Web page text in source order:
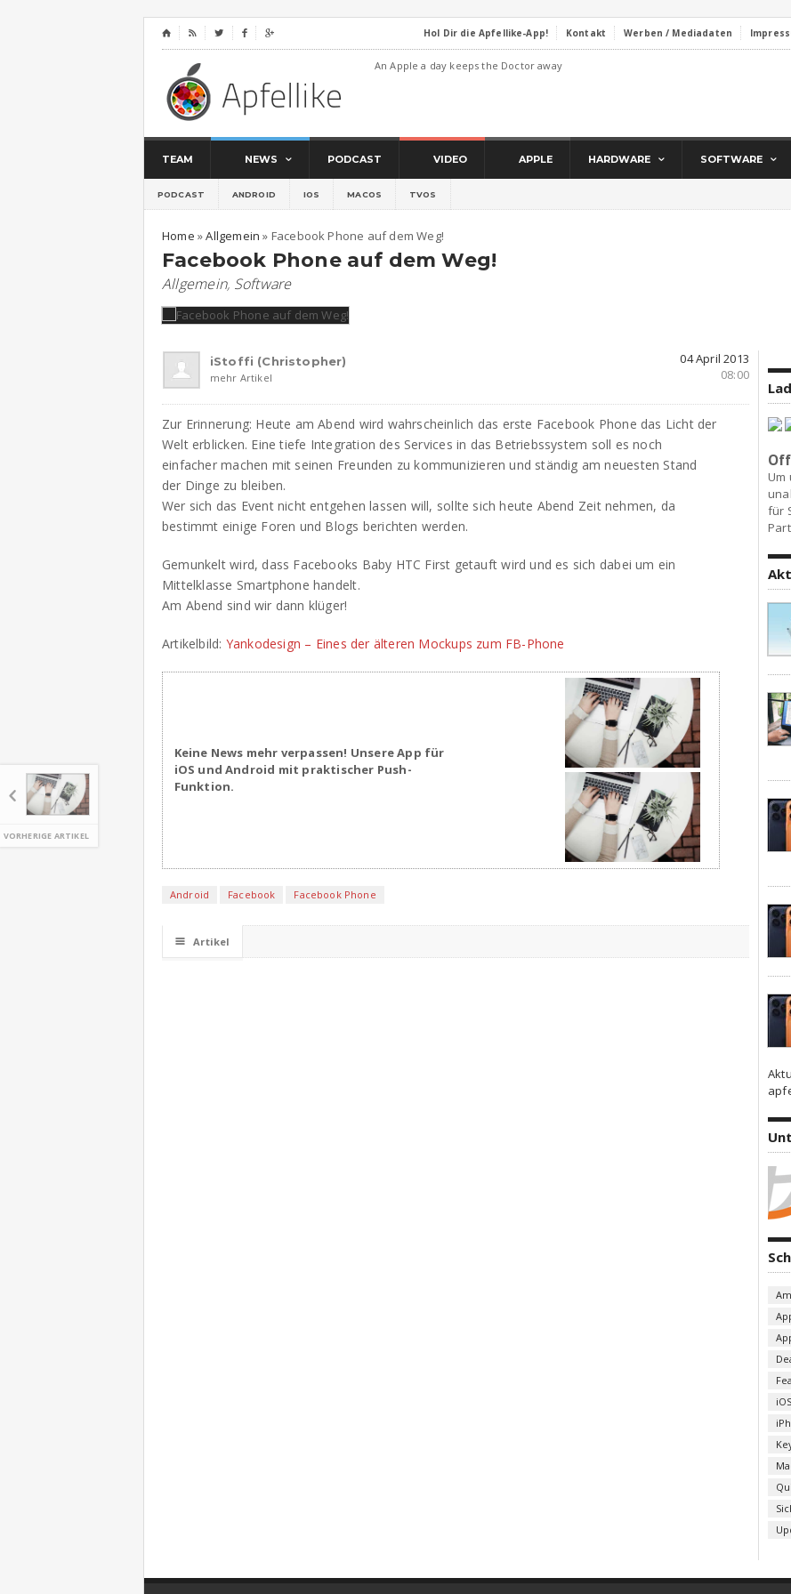
VORHERIGE ARTIKEL
⌂     Hol Dir die Apfellike-App! Kontakt Werben / Mediadaten
An Apple a day keeps the Doctor away
TEAM NEWS PODCAST VIDEO APPLE HARDWARE SOFTWARE
PODCAST ANDROID IOS MACOS TVOS
Home »Allgemein » Facebook Phone auf dem Weg!
Facebook Phone auf dem Weg!
Allgemein, Software
iStoffi (Christopher)
mehr Artikel
04 April 2013
08:00
Zur Erinnerung: Heute am Abend wird wahrscheinlich das erste Facebook Phone das Licht der
Welt erblicken. Eine tiefe Integration des Services in das Betriebssystem soll es noch
einfacher machen mit seinen Freunden zu kommunizieren und ständig am neuesten Stand
der Dinge zu bleiben.
Wer sich das Event nicht entgehen lassen will, sollte sich heute Abend Zeit nehmen, da
bestimmt einige Foren und Blogs berichten werden.
Gemunkelt wird, dass Facebooks Baby HTC First getauft wird und es sich dabei um ein
Mittelklasse Smartphone handelt.
Am Abend sind wir dann klüger!
Artikelbild: Yankodesign – Eines der älteren Mockups zum FB-Phone
Keine News mehr verpassen! Unsere App für
iOS und Android mit praktischer Push-
Funktion.
Android Facebook Facebook Phone
☰ Artikel
Um
für